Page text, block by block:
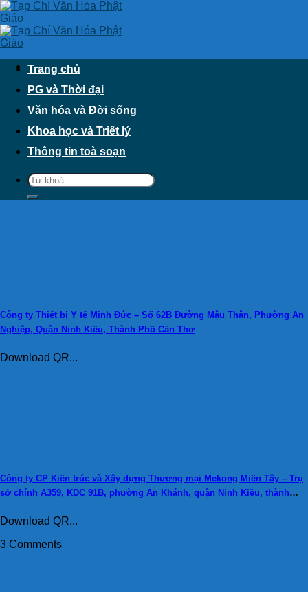
Skip
to
content
Trang chủ
PG và Thời đại
Văn hóa và Đời sống
Khoa học và Triết lý
Thông tin toà soạn
Công ty Thiết bị Y tế Minh Đức – Số 62B Đường Mậu Thân, Phường An
Nghiệp, Quận Ninh Kiều, Thành Phố Cần Thơ
Download QR...
Công ty CP Kiến trúc và Xây dựng Thương mại Mekong Miền Tây – Trụ
sở chính A359, KDC 91B, phường An Khánh, quận Ninh Kiều, thành
Download QR...
3 Comments